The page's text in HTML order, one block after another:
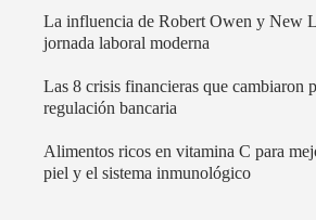
La influencia de Robert Owen y New
jornada laboral moderna
Las 8 crisis financieras que cambiaron
regulación bancaria
Alimentos ricos en vitamina C para
piel y el sistema inmunológico